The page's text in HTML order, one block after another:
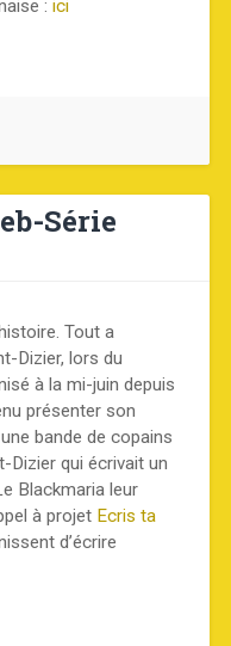
: ici
Série
Tout a
Dizier, lors du
à la mi-juin depuis
présenter son
bande de copains
Dizier qui écrivait un
Blackmaria leur
à projet Ecris ta
d’écrire